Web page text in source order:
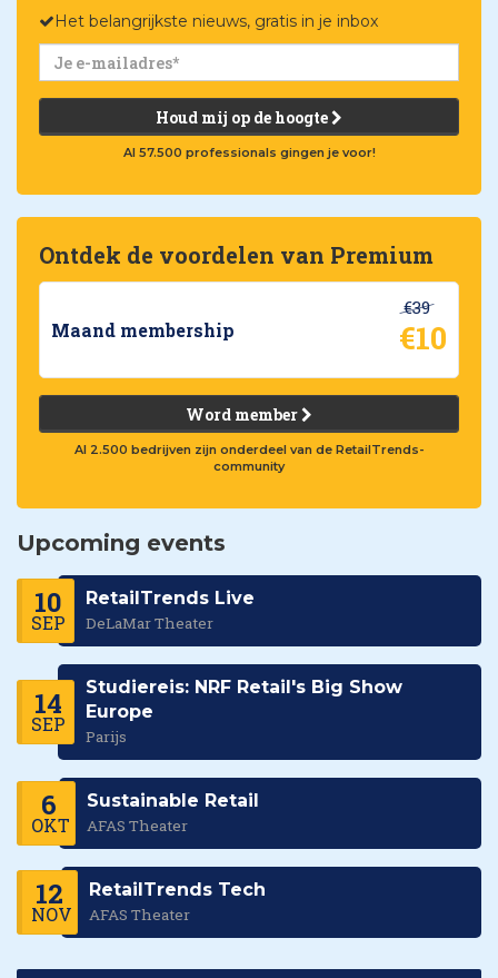
Het belangrijkste nieuws, gratis in je inbox
Houd mij op de hoogte
Al 57.500 professionals gingen je voor!
Ontdek de voordelen van Premium
Maand membership
€39
€10
Word member
Al 2.500 bedrijven zijn onderdeel van de RetailTrends-
community
Upcoming events
10
SEP
RetailTrends Live
DeLaMar Theater
14
SEP
Studiereis: NRF Retail's Big Show
Europe
Parijs
6
OKT
Sustainable Retail
AFAS Theater
12
NOV
RetailTrends Tech
AFAS Theater